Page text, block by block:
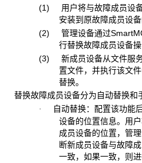
(1) 用户将与故障成员设
安装到原故障成员设备
(2) 管理设备通过
行替换故障成员设备操
(3) 新成员设备从文件服
置文件，并执行该文
替换。
替换故障成员设备分为自动替换和
· 自动替换：配置该功能
设备的位置信息。用
成员设备的位置，管
断新成员设备与故障
一致，如果一致，则